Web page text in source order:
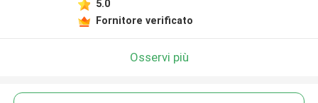
5.0
Fornitore verificato
Osservi più